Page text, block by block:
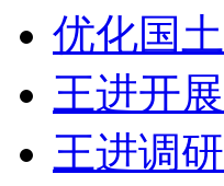
优化国
王进开
王进调